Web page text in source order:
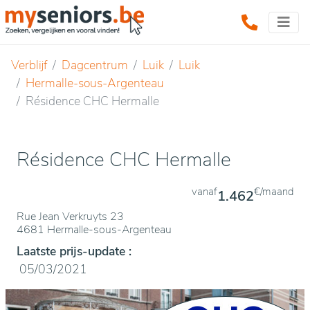
Verblijf Dagcentrum Luik
Luik
Hermalle-sous-Argenteau
Résidence CHC Hermalle
Résidence CHC Hermalle
Rue Jean Verkruyts 23
4681 Hermalle-sous-Argenteau
vanaf1.462€/maand
Laatste prijs-update :
05/03/2021